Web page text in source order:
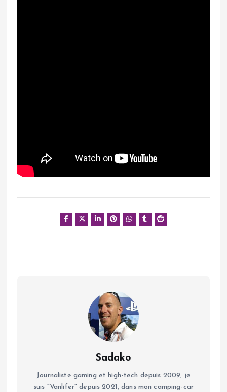
Sadako
Journaliste gaming et high-tech depuis 2009, je
suis "Vanlifer" depuis 2021, dans mon camping-car